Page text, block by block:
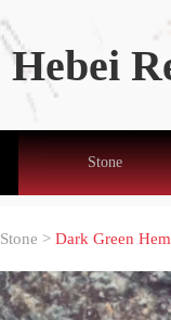
Hebei
Stone
Stone > Dark Green